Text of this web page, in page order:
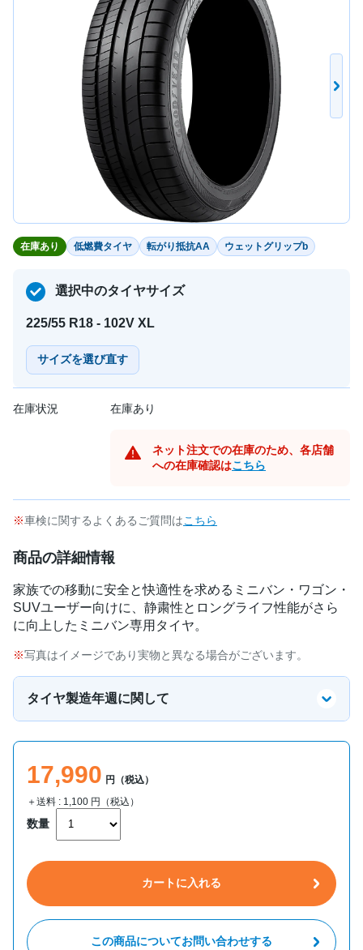
在庫あり 低燃費タイヤ 転がり抵抗AA ウェットグリップb
選択中のタイヤサイズ
225/55 R18 - 102V XL
サイズを選び直す
在庫状況 在庫あり
ネット注文での在庫のため、各店舗
への在庫確認はこちら
車検に関するよくあるご質問はこちら
商品の詳細情報
家族での移動に安全と快適性を求めるミニバン・ワゴン・
SUVユーザー向けに、静粛性とロングライフ性能がさら
に向上したミニバン専用タイヤ。
写真はイメージであり実物と異なる場合がございます。
タイヤ製造年週に関して
17,990 円（税込）
＋送料 : 1,100 円（税込）
数量
カートに入れる
この商品についてお問い合わせする